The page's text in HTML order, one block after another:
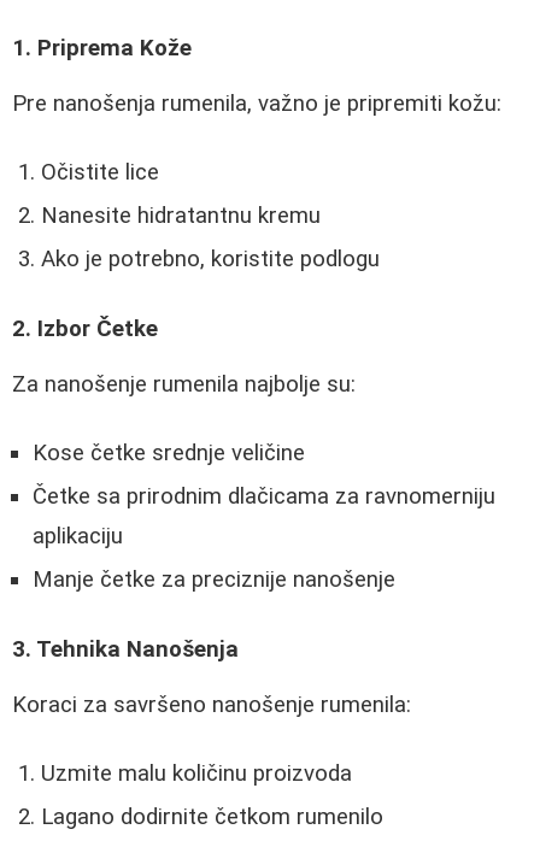
1. Priprema Kože
Pre nanošenja rumenila, važno je pripremiti kožu:
Očistite lice
Nanesite hidratantnu kremu
Ako je potrebno, koristite podlogu
2. Izbor Četke
Za nanošenje rumenila najbolje su:
Kose četke srednje veličine
Četke sa prirodnim dlačicama za ravnomerniju
aplikaciju
Manje četke za preciznije nanošenje
3. Tehnika Nanošenja
Koraci za savršeno nanošenje rumenila:
Uzmite malu količinu proizvoda
Lagano dodirnite četkom rumenilo